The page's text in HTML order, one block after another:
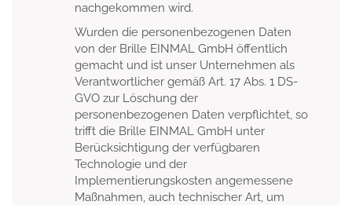
nachgekommen wird.
Wurden die personenbezogenen Daten
von der Brille EINMAL GmbH öffentlich
gemacht und ist unser Unternehmen als
Verantwortlicher gemäß Art. 17 Abs. 1 DS-
GVO zur Löschung der
personenbezogenen Daten verpflichtet, so
trifft die Brille EINMAL GmbH unter
Berücksichtigung der verfügbaren
Technologie und der
Implementierungskosten angemessene
Maßnahmen, auch technischer Art, um